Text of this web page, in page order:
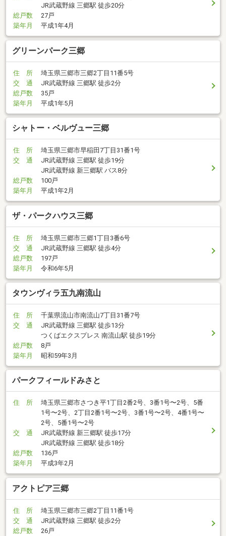
JR武蔵野線 三郷駅 徒歩20分
総戸数
27戸
築年月
平成1年4月
グリーンパーク三郷
住 所
埼玉県三郷市三郷2丁目11番5号
交 通
JR武蔵野線 三郷駅 徒歩2分
総戸数
35戸
築年月
平成1年5月
シャトー・ベルヴュー三郷
住 所
埼玉県三郷市早稲田7丁目31番1号
交 通
JR武蔵野線 三郷駅 徒歩19分
JR武蔵野線 新三郷駅 バス8分
総戸数
100戸
築年月
平成1年2月
ザ・パークハウス三郷
住 所
埼玉県三郷市三郷1丁目3番6号
交 通
JR武蔵野線 三郷駅 徒歩4分
総戸数
197戸
築年月
令和6年5月
タウンヴィラ五九南流山
住 所
千葉県流山市南流山7丁目31番7号
交 通
JR武蔵野線 三郷駅 徒歩13分
つくばエクスプレス 南流山駅 徒歩19分
総戸数
8戸
築年月
昭和59年3月
パークフィールドみさと
住 所
埼玉県三郷市さつき平1丁目2番2号、3番1号〜2号、5番
1号〜2号、2丁目2番1号〜2号、3番1号〜2号、4番1号〜
2号、5番1号〜2号
交 通
JR武蔵野線 新三郷駅 徒歩17分
JR武蔵野線 三郷駅 徒歩18分
総戸数
136戸
築年月
平成3年2月
アクトピア三郷
住 所
埼玉県三郷市三郷2丁目11番1号
交 通
JR武蔵野線 三郷駅 徒歩2分
総戸数
26戸